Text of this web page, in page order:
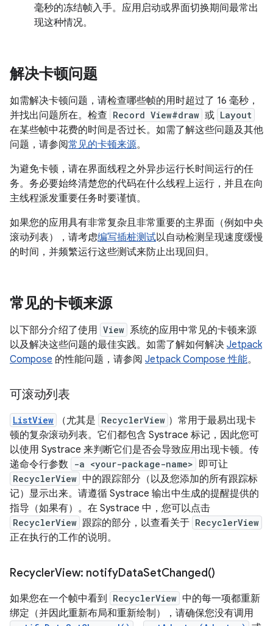
毫秒的冻结帧入手。应用启动或界面切换期间最常出
现这种情况。
解决卡顿问题
如需解决卡顿问题，请检查哪些帧的用时超过了 16 毫秒，
并找出问题所在。检查 Record View#draw 或 Layout
在某些帧中花费的时间是否过长。如需了解这些问题及其他
问题，请参阅常见的卡顿来源。
为避免卡顿，请在界面线程之外异步运行长时间运行的任
务。务必要始终清楚您的代码在什么线程上运行，并且在向
主线程派发重要任务时要谨慎。
如果您的应用具有非常复杂且非常重要的主界面（例如中央
滚动列表），请考虑编写插桩测试以自动检测呈现速度缓慢
的时间，并频繁运行这些测试来防止出现回归。
常见的卡顿来源
以下部分介绍了使用 View 系统的应用中常见的卡顿来源
以及解决这些问题的最佳实践。如需了解如何解决 Jetpack
Compose 的性能问题，请参阅 Jetpack Compose 性能。
可滚动列表
ListView （尤其是 RecyclerView ）常用于最易出现卡
顿的复杂滚动列表。它们都包含 Systrace 标记，因此您可
以使用 Systrace 来判断它们是否会导致应用出现卡顿。传
递命令行参数
-a <your-package-name> 即可让
RecyclerView 中的跟踪部分（以及您添加的所有跟踪标
记）显示出来。请遵循 Systrace 输出中生成的提醒提供的
指导（如果有）。在 Systrace 中，您可以点击
RecyclerView 跟踪的部分，以查看关于 RecyclerView
正在执行的工作的说明。
RecyclerView: notifyDataSetChanged()
如果您在一个帧中看到 RecyclerView 中的每一项都重新
绑定（并因此重新布局和重新绘制），请确保您没有调用